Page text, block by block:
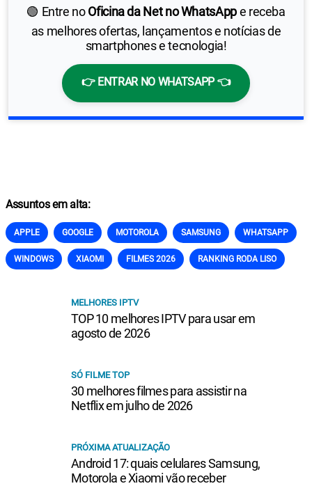
🟢 Entre noOficina da Net no WhatsAppe receba
as melhores ofertas, lançamentos e notícias de
smartphones e tecnologia!
👉 ENTRAR NO WHATSAPP 👈
Assuntos em alta:
APPLE GOOGLE MOTOROLA SAMSUNG WHATSAPP
WINDOWS XIAOMI FILMES 2026 RANKING RODA LISO
MELHORES IPTV
TOP 10 melhores IPTV para usar em
agosto de 2026
SÓ FILME TOP
30 melhores filmes para assistir na
Netflix em julho de 2026
PRÓXIMA ATUALIZAÇÃO
Android 17: quais celulares Samsung,
Motorola e Xiaomi vão receber